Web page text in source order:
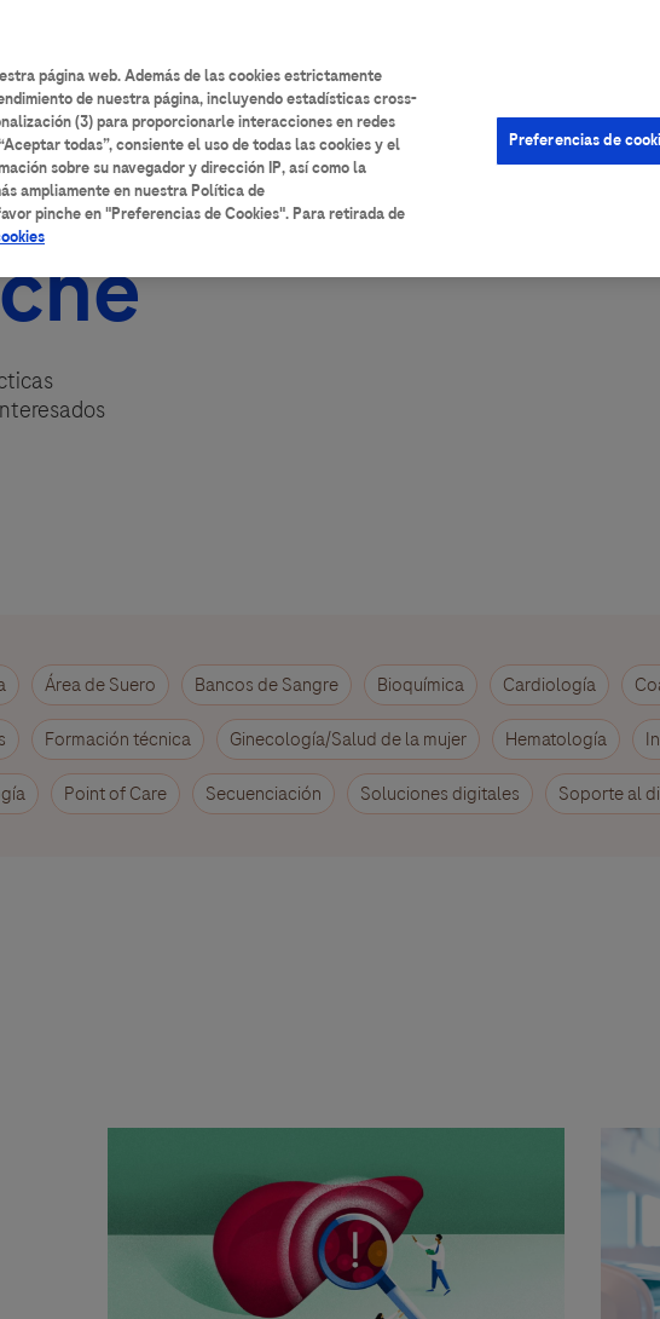
account
menu
Área de Suero Bancos de Sangre Bioquímica Cardiología
Formación técnica Ginecología/Salud de la mujer Hematología
Point of Care Secuenciación Soluciones digitales Soporte al
página web. Además de las cookies estrictamente
de nuestra página, incluyendo estadísticas cross-
(3) para proporcionarle interacciones en redes
todas”, consiente el uso de todas las cookies y el
sobre su navegador y dirección IP, así como la
ampliamente en nuestra Política de
pinche en "Preferencias de Cookies". Para retirada de
Preferencias de